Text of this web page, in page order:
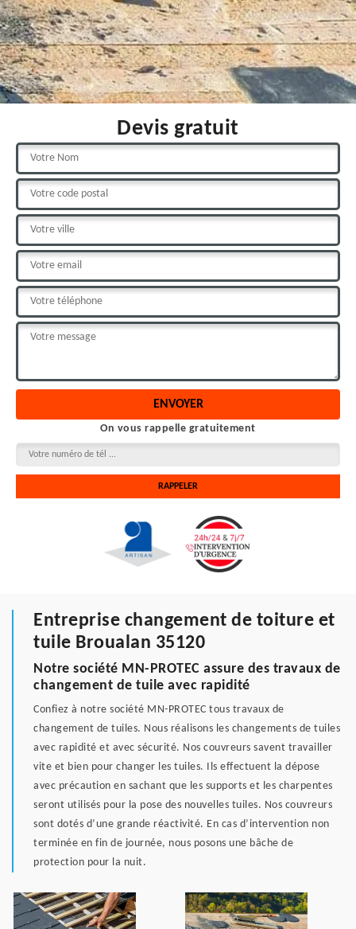
Devis gratuit
On vous rappelle gratuitement
Entreprise changement de toiture et
tuile Broualan 35120
Notre société MN-PROTEC assure des travaux de
changement de tuile avec rapidité
Confiez à notre société MN-PROTEC tous travaux de
changement de tuiles. Nous réalisons les changements de tuiles
avec rapidité et avec sécurité. Nos couvreurs savent travailler
vite et bien pour changer les tuiles. Ils effectuent la dépose
avec précaution en sachant que les supports et les charpentes
seront utilisés pour la pose des nouvelles tuiles. Nos couvreurs
sont dotés d’une grande réactivité. En cas d’intervention non
terminée en fin de journée, nous posons une bâche de
protection pour la nuit.